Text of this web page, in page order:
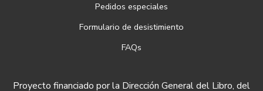
Pedidos especiales
Formulario de desistimiento
FAQs
Proyecto financiado por la Dirección General del Libro, del